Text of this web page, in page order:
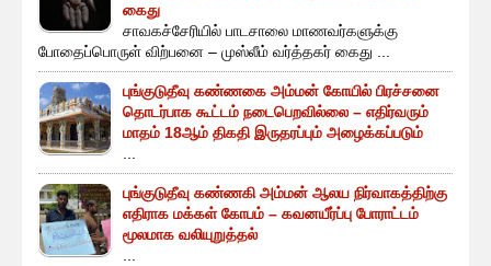
கைது
சாவகச்சேரியில் பாடசாலை மாணவர்களுக்கு
போதைப்பொருள் விற்பனை – முஸ்லீம் வர்த்தகர் கைது ...
புங்குடுதீவு கண்ணகை அம்மன் கோயில் பிரச்சனை
தொடர்பாக கூட்டம் நடைபெறவில்லை – எதிர்வரும்
மாதம் 18ஆம் திகதி இருதரப்பும் அழைக்கப்படும்
...
புங்குடுதீவு கண்ணகி அம்மன் ஆலய நிர்வாகத்திற்கு
எதிராக மக்கள் கோபம் – கவனயீர்ப்பு போராட்டம்
மூலமாக வலியுறுத்தல்
...